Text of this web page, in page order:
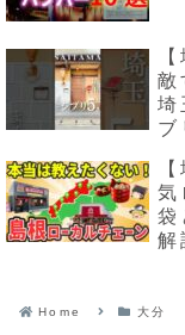
敵
埼
気
袋
解
Home 大分